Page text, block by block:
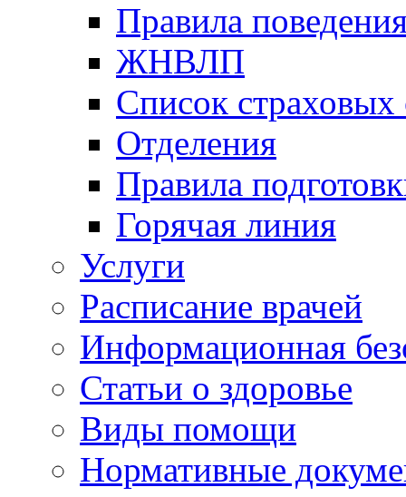
Правила
ЖНВЛП
Список страховых
Отделения
Правила
Горячая линия
Услуги
Расписание врачей
Информационная
Статьи о здоровье
Виды помощи
Нормативные